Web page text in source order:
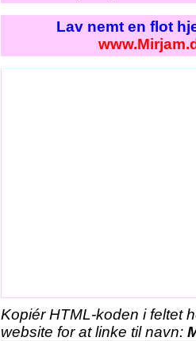
Lav nemt en flot
Kopiér HTML-koden i feltet
website for at linke til navn: